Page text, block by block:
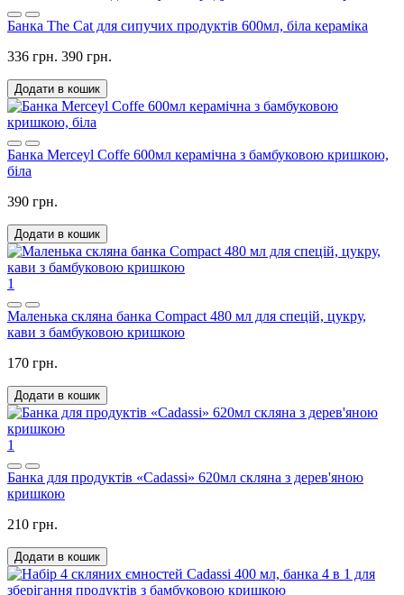
Банка The Cat для сипучих продуктів 600мл, біла кераміка
336 грн. 390 грн.
Додати в кошик
Банка Merceyl Coffe 600мл керамічна з бамбуковою кришкою,
біла
390 грн.
Додати в кошик
1
Маленька скляна банка Compact 480 мл для спецій, цукру,
кави з бамбуковою кришкою
170 грн.
Додати в кошик
1
Банка для продуктів «Cadassi» 620мл скляна з дерев'яною
кришкою
210 грн.
Додати в кошик